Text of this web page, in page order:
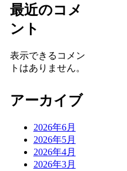
最近のコメ
ント
表示できるコメン
トはありません。
アーカイブ
2026年6月
2026年5月
2026年4月
2026年3月